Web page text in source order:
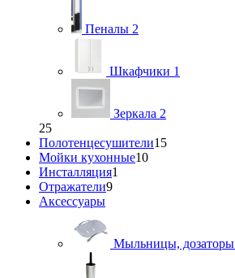
Пеналы 2
Шкафчики 1
Зеркала 2
25
Полотенцесушители15
Мойки кухонные10
Инсталляция1
Отражатели9
Аксессуары
Мыльницы, дозаторы